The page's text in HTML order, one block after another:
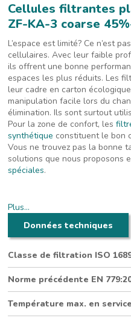
Cellules filtrantes
ZF-KA-3 coarse
L’espace est limité? Ce n’est
cellulaires. Avec leur faible
ils offrent une bonne
espaces les plus réduits. Les
leur cadre en carton
manipulation facile lors du
élimination. Ils sont surtout
Pour la zone de confort, les
synthétique constituent le bon
Vous ne trouvez pas la bonne
solutions que nous proposons
spéciales.
applications industrielles
94 mm d'épaisseur
Cadre en carton fabriqué
Média en fibre de verre
Plus…
Données techniques
Classe de filtration ISO
Norme précédente EN
Température max. en